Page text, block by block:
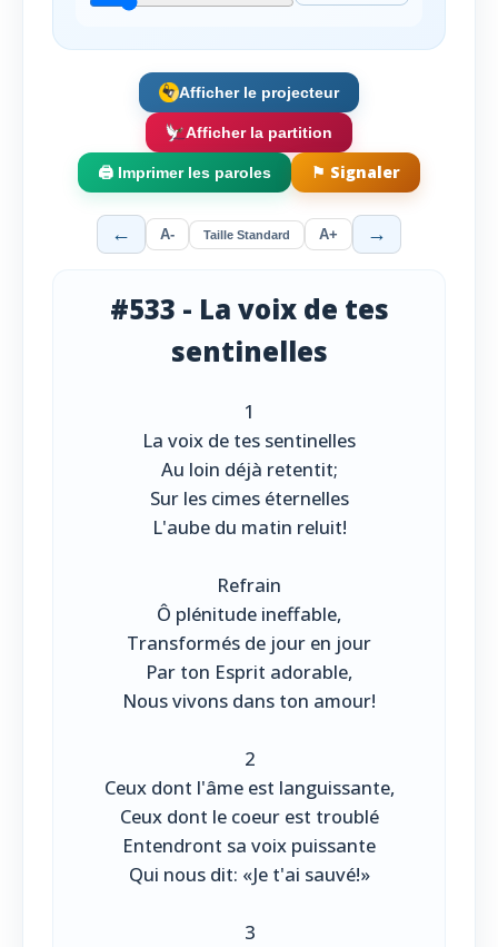
Afficher le projecteur
Afficher la partition
🖨️ Imprimer les paroles ⚑ Signaler
← A- Taille Standard A+ →
#533 - La voix de tes
sentinelles
1
La voix de tes sentinelles
Au loin déjà retentit;
Sur les cimes éternelles
L'aube du matin reluit!
Refrain
Ô plénitude ineffable,
Transformés de jour en jour
Par ton Esprit adorable,
Nous vivons dans ton amour!
2
Ceux dont l'âme est languissante,
Ceux dont le coeur est troublé
Entendront sa voix puissante
Qui nous dit: «Je t'ai sauvé!»
3